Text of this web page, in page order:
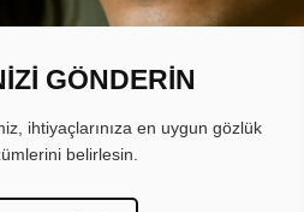
GÖNDERİN
ihtiyaçlarınıza en uygun gözlük
belirlesin.